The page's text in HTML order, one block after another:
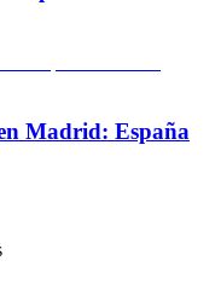
Madrid: España